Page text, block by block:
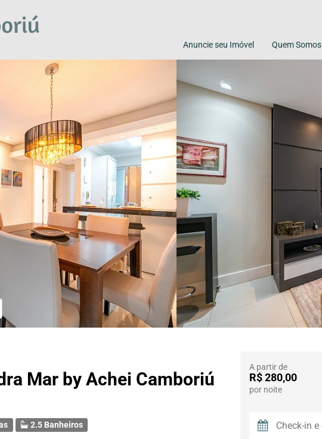
Anuncie seu Imóvel Quem Somos
Mar by Achei Camboriú
2.5 Banheiros
A partir de
R$ 280,00
por noite